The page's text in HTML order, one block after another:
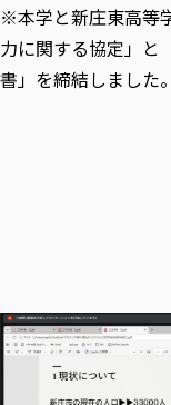
※本学と新庄東高等
力に関する協定」と
書」を締結しました。